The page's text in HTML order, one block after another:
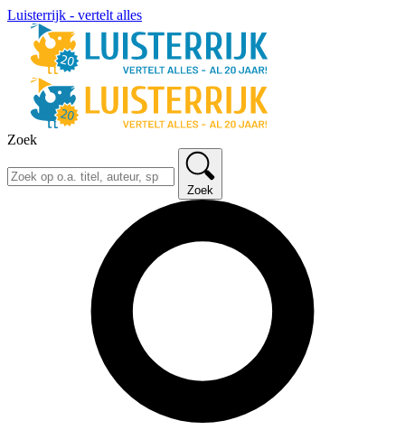
Luisterrijk - vertelt alles
Zoek
Zoek